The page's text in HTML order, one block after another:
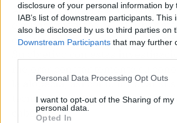
disclosure of your personal information by
IAB’s list of downstream participants. This
also be disclosed by us to third parties on
Downstream Participants that may further
Personal Data Processing Opt Outs
I want to opt-out of the Sharing of my
personal data.
Opted In
Además, varios de ellos
estudios médicos de IMD, por
cuales realizan pruebas e
la alopecia, así como innovar
técnicas para tratar cada vez
cabello.